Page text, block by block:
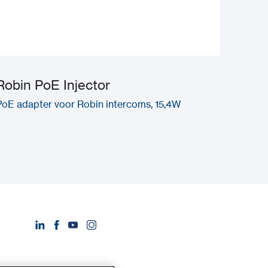
PoE Injector
adapter voor Robin intercoms, 15,4W